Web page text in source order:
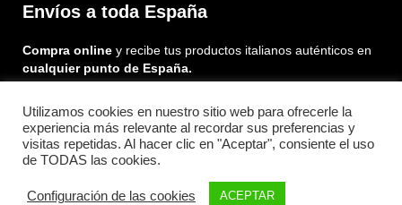
Envíos a toda España
Compra online y recibe tus productos italianos auténticos en
cualquier punto de España.
Encuéntranos en:
FacebookInstagram
Tiktok
Menu
Utilizamos cookies en nuestro sitio web para ofrecerle la
experiencia más relevante al recordar sus preferencias y
visitas repetidas. Al hacer clic en "Aceptar", consiente el uso
de TODAS las cookies.
Configuración de las cookies ACEPTAR